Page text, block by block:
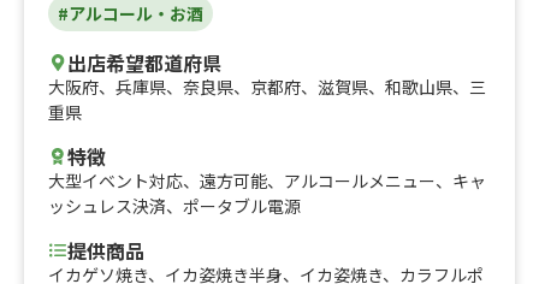
#アルコール・お酒
出店希望都道府県
大阪府、 兵庫県、 奈良県、 京都府、 滋賀県、 和歌山県、 三
重県
特徴
大型イベント対応、 遠方可能、 アルコールメニュー、 キャ
ッシュレス決済、 ポータブル電源
提供商品
イカゲソ焼き、イカ姿焼き半身、イカ姿焼き、カラフルポ